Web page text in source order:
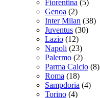
Fiorentina (5)
Genoa (2)
Inter Milan (38)
Juventus (30)
Lazio (12)
Napoli (23)
Palermo (2)
Parma Calcio (8)
Roma (18)
Sampdoria (4)
Torino (4)